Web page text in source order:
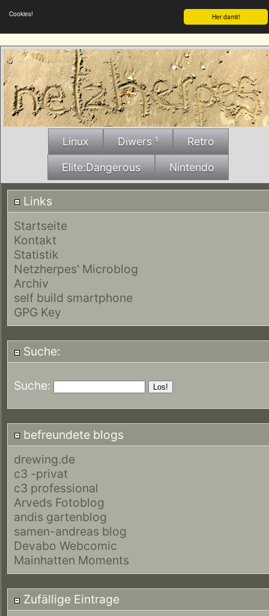
Her damit!
Cookies!
Linux Diwers ¹ Retro
Elite:Dangerous Nintendo
Links
Startseite
Kontakt
Statistik
Netzherpes' Microblog
Archiv
self build smartphone
GPG Key
Suche:
Suche:
befreundete blogs
drewing.de
c3 -privat
c3 professional
Arveds Fotoblog
andis gartenblog
samen-andreas blog
Devabo Webcomic
Mainhatten Moments
Zufällige Eintrage